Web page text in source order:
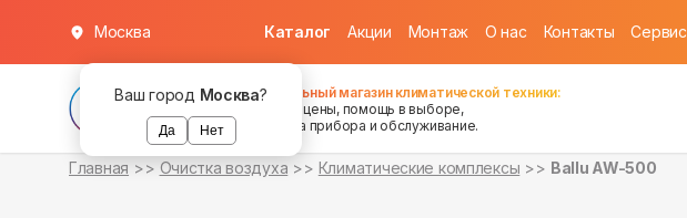
Ваш город Москва?
Да Нет
Москва Каталог Акции Монтаж О нас Контакты Cервис
Федеральный магазин климатической техники:
хорошие цены, помощь в выборе,
установка прибора и обслуживание.
Главная Очистка воздуха Климатические комплексы Ballu AW-500
в наличии